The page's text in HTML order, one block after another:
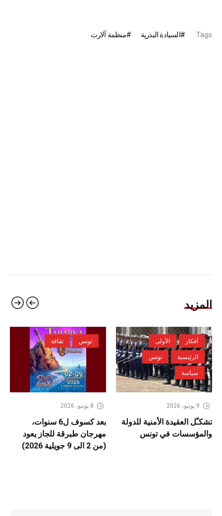
Tags: السيادة البذرية منظمة ​آلارت
المزيد
أفكار
الأولى
الرئيسية
تونس
سياسة
9 يونيو، 2026
تشكـّل العقيدة الأمنية للدولة
والمؤسسات في تونس
تونس ثقافة
8 يونيو، 2026
بعد كسوف ل6 سنوات،
مهرجان طبرقة للجاز يعود
(من 2 الى 9 جويلية 2026)